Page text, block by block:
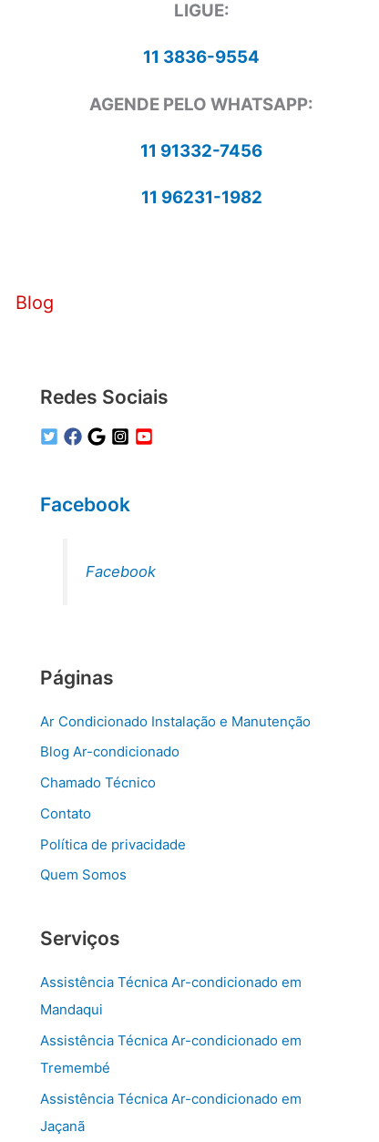
LIGUE:
11 3836-9554
AGENDE PELO WHATSAPP:
11 91332-7456
11 96231-1982
Blog
Redes Sociais
Facebook
Facebook
Páginas
Ar Condicionado Instalação e Manutenção
Blog Ar-condicionado
Chamado Técnico
Contato
Política de privacidade
Quem Somos
Serviços
Assistência Técnica Ar-condicionado em
Mandaqui
Assistência Técnica Ar-condicionado em
Tremembé
Assistência Técnica Ar-condicionado em
Jaçanã